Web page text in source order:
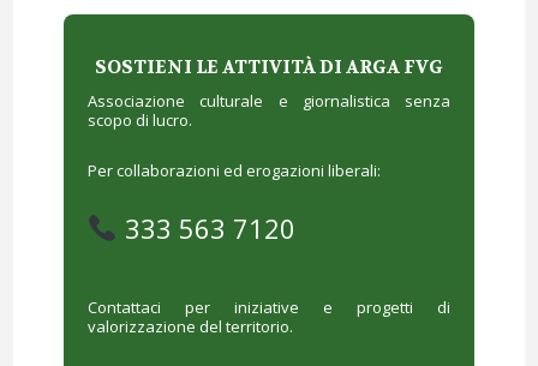
SOSTIENI LE ATTIVITÀ DI ARGA FVG
Associazione culturale e giornalistica senza
scopo di lucro.
Per collaborazioni ed erogazioni liberali:
333 563 7120
Contattaci per iniziative e progetti di
valorizzazione del territorio.